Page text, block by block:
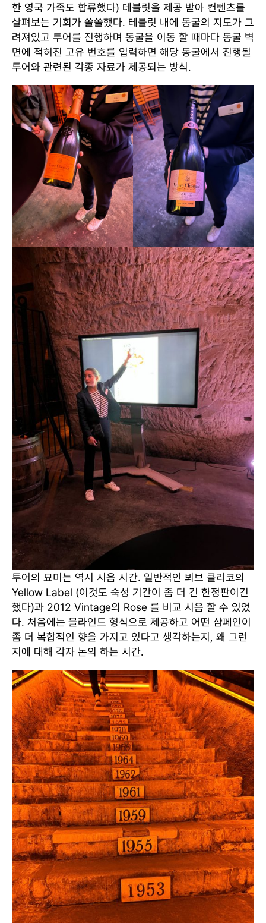
한 영국 가족도 합류했다) 테블릿을 제공 받아 컨텐츠를
살펴보는 기회가 쏠쏠했다. 테블릿 내에 동굴의 지도가 그
려져있고 투어를 진행하며 동굴을 이동 할 때마다 동굴 벽
면에 적혀진 고유 번호를 입력하면 해당 동굴에서 진행될
투어와 관련된 각종 자료가 제공되는 방식.
투어의 묘미는 역시 시음 시간. 일반적인 뵈브 클리코의
Yellow Label (이것도 숙성 기간이 좀 더 긴 한정판이긴
했다)과 2012 Vintage의 Rose 를 비교 시음 할 수 있었
다. 처음에는 블라인드 형식으로 제공하고 어떤 샴페인이
좀 더 복합적인 향을 가지고 있다고 생각하는지, 왜 그런
지에 대해 각자 논의 하는 시간.